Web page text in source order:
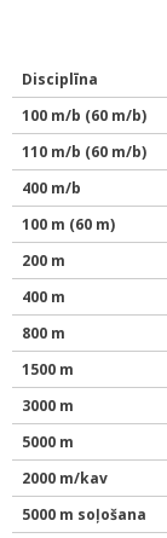
Disciplīna
100 m/b (60 m/b)
110 m/b (60 m/b)
400 m/b
100 m (60 m)
200 m
400 m
800 m
1500 m
3000 m
5000 m
2000 m/kav
5000 m soļošana